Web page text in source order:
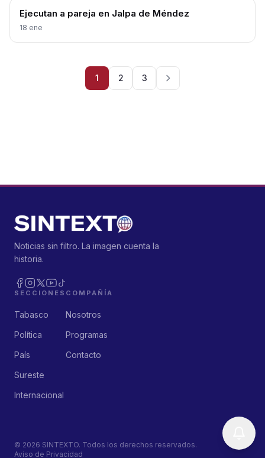
Ejecutan a pareja en Jalpa de Méndez
18 ene
1 2 3
Noticias sin filtro. La imagen cuenta la
historia.
SECCIONES
Tabasco
Política
País
Sureste
Internacional
COMPAÑÍA
Nosotros
Programas
Contacto
© 2026 SINTEXTO. Todos los derechos reservados.
Aviso de Privacidad